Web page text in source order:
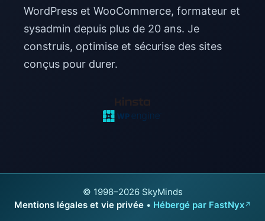
WordPress et WooCommerce, formateur et
sysadmin depuis plus de 20 ans. Je
construis, optimise et sécurise des sites
conçus pour durer.
© 1998–2026 SkyMinds
Mentions légales et vie privée • Hébergé par FastNyx